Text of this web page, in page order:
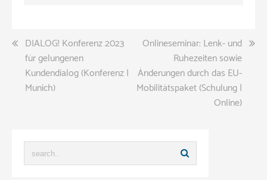
Beitragsnavigation
DIALOG! Konferenz 2023
für gelungenen
Kundendialog (Konferenz |
Munich)
Onlineseminar: Lenk- und
Ruhezeiten sowie
Änderungen durch das EU-
Mobilitätspaket (Schulung |
Online)